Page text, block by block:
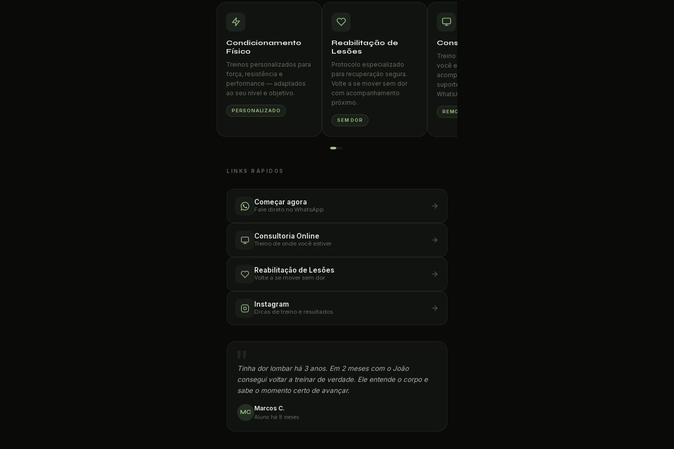
Condicionamento
Físico
Treinos personalizados para
força, resistência e
performance — adaptados
ao seu nível e objetivo.
PERSONALIZADO
Reabilitação de
Lesões
Protocolo especializado
para recuperação segura.
Volte a se mover sem dor
com acompanhamento
próximo.
SEM DOR
Consultoria Online
Treino de qualidade de onde
você estiver —
acompanhamento semanal e
suporte direto pelo
WhatsApp.
REMOTO
LINKS RÁPIDOS
Começar agora
Fale direto no WhatsApp
Consultoria Online
Treino de onde você estiver
Reabilitação de Lesões
Volte a se mover sem dor
Instagram
Dicas de treino e resultados
Tinha dor lombar há 3 anos. Em 2 meses com o João
consegui voltar a treinar de verdade. Ele entende o corpo e
sabe o momento certo de avançar.
MC
Marcos C.
Aluno há 8 meses